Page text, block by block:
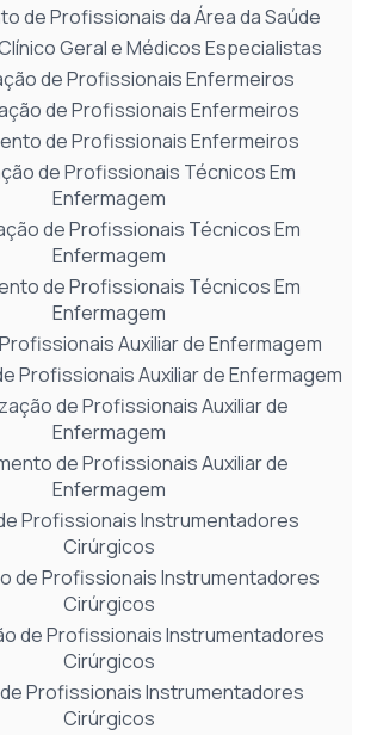
de Profissionais da Área da Saúde
Geral e Médicos Especialistas
de Profissionais Enfermeiros
de Profissionais Enfermeiros
de Profissionais Enfermeiros
de Profissionais Técnicos Em
Enfermagem
de Profissionais Técnicos Em
Enfermagem
de Profissionais Técnicos Em
Enfermagem
Auxiliar de Enfermagem
Profissionais Auxiliar de Enfermagem
de Profissionais Auxiliar de
Enfermagem
de Profissionais Auxiliar de
Enfermagem
Profissionais Instrumentadores
Cirúrgicos
de Profissionais Instrumentadores
Cirúrgicos
de Profissionais Instrumentadores
Cirúrgicos
Profissionais Instrumentadores
Cirúrgicos